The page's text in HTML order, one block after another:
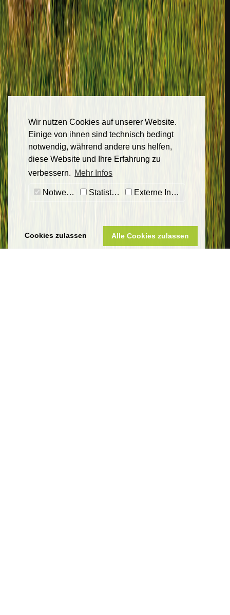
Wir nutzen Cookies auf unserer Website.
Einige von ihnen sind technisch bedingt
notwendig, während andere uns helfen,
diese Website und Ihre Erfahrung zu
verbessern. Mehr Infos
Notwendig Statistiken Externe Inhalte
Cookies zulassen Alle Cookies zulassen